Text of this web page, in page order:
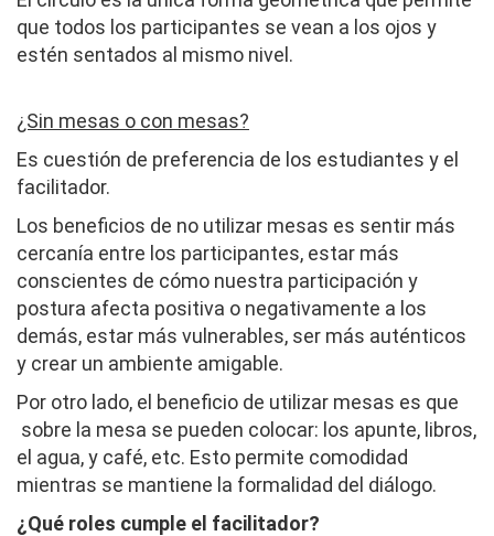
que todos los participantes se vean a los ojos y
estén sentados al mismo nivel.
¿Sin mesas o con mesas?
Es cuestión de preferencia de los estudiantes y el
facilitador.
Los beneficios de no utilizar mesas es sentir más
cercanía entre los participantes, estar más
conscientes de cómo nuestra participación y
postura afecta positiva o negativamente a los
demás, estar más vulnerables, ser más auténticos
y crear un ambiente amigable.
Por otro lado, el beneficio de utilizar mesas es que
sobre la mesa se pueden colocar: los apunte, libros,
el agua, y café, etc. Esto permite comodidad
mientras se mantiene la formalidad del diálogo.
¿Qué roles cumple el facilitador?